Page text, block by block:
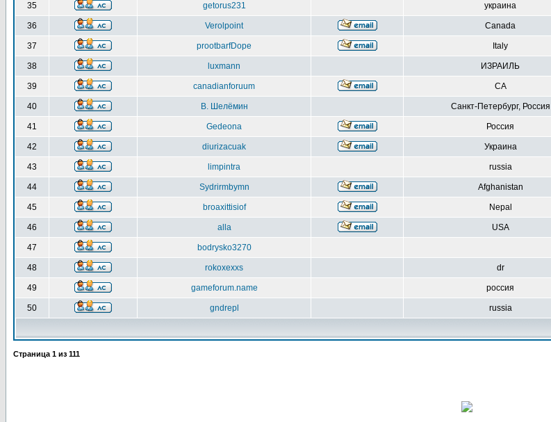
35 getorus231 украина
36 Verolpoint Canada
37 prootbarfDope Italy
38 luxmann ИЗРАИЛЬ
39 canadianforuum CA
40 В. Шелёмин Санкт-Петербург, Россия
41 Gedeona Россия
42 diurizacuak Украина
43 limpintra russia
44 Sydrirmbymn Afghanistan
45 broaxittisiof Nepal
46 alla USA
47 bodrysko3270
48 rokoxexxs dr
49 gameforum.name россия
50 gndrepl russia
Страница 1 из 111